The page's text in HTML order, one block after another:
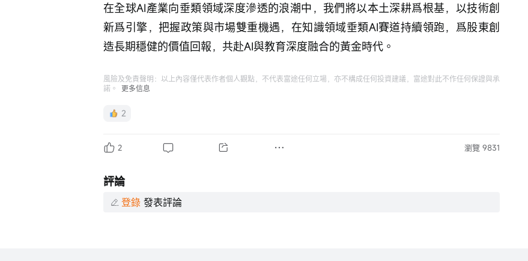
在全球AI產業向垂類領域深度滲透的浪潮中，我們將以本土深耕爲根基，以技術創
新爲引擎，把握政策與市場雙重機遇，在知識領域垂類AI賽道持續領跑，爲股東創
造長期穩健的價值回報，共赴AI與教育深度融合的黃金時代。
風險及免責聲明：以上內容僅代表作者個人觀點，不代表富途任何立場，亦不構成任何投資建議，富途對此不作任何保證與承
諾。
更多信息
2
2 瀏覽 9831
評論
登錄 發表評論